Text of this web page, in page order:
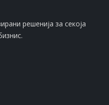
решенија за секоја